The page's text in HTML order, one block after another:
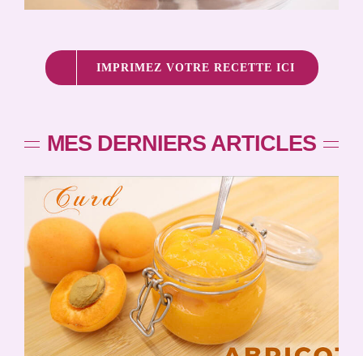
IMPRIMEZ VOTRE RECETTE ICI
MES DERNIERS ARTICLES